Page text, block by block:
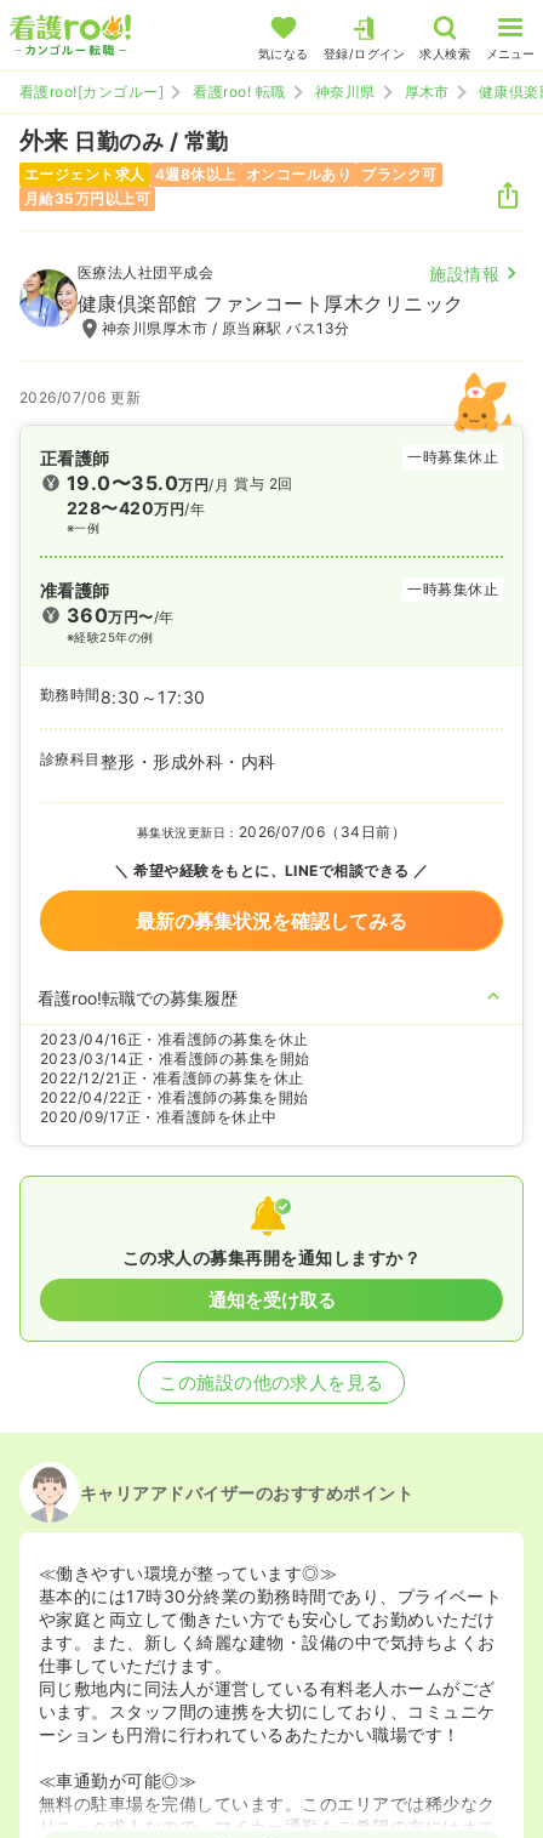
気になる 登録/ログイン 求人検索 メニュー
看護roo![カンゴルー] 看護roo! 転職 神奈川県 厚木市 健康倶
外来 日勤のみ / 常勤
エージェント求人 4週8休以上 オンコールあり
ブランク可
月給35万円以上可
医療法人社団平成会 施設情報
健康倶楽部館 ファンコート厚木クリニック
神奈川県厚木市 / 原当麻駅 バス13分
2026/07/06 更新
正看護師 一時募集休止
19.0〜35.0万円/月
228〜420万円/年
※一例
賞与 2回
准看護師 一時募集休止
360万円〜/年
※経験25年の例
勤務時間 8:30～17:30
診療科目 整形・形成外科・内科
募集状況更新日： 2026/07/06（34日前）
希望や経験をもとに、LINEで相談できる
最新の募集状況を確認してみる
看護roo!転職での募集履歴
2023/04/16正・准看護師の募集を休止
2023/03/14正・准看護師の募集を開始
2022/12/21 正・准看護師の募集を休止
2022/04/22正・准看護師の募集を開始
2020/09/17正・准看護師を休止中
この求人の募集再開を通知しますか？
通知を受け取る
この施設の他の求人を見る
キャリアアドバイザーのおすすめポイント
≪働きやすい環境が整っています◎≫
基本的には17時30分終業の勤務時間であり、プライベート
や家庭と両立して働きたい方でも安心してお勤めいただけ
ます。また、新しく綺麗な建物・設備の中で気持ちよくお
仕事していただけます。
同じ敷地内に同法人が運営している有料老人ホームがござ
います。スタッフ間の連携を大切にしており、コミュニケ
ーションも円滑に行われているあたたかい職場です！
≪車通勤が可能◎≫
無料の駐車場を完備しています。このエリアでは稀少なク
リニック求人なので、マイカー通勤をご希望の方にはオス